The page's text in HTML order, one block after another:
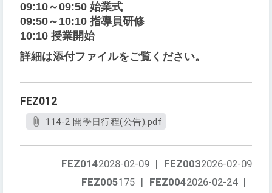
09:10～09:50 始業式
09:50～10:10 指導員研修
10:10 授業開始
詳細は添付ファイルをご覧ください。
FEZ012
114-2 開學日行程(公告).pdf
FEZ0032026-02-09
FEZ0142028-02-09 |
FEZ0042026-02-24 |
FEZ005175 |